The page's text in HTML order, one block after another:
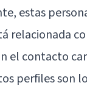
estas
relacionada
el contacto
perfiles son